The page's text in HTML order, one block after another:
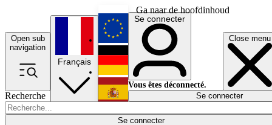
Ga naar de hoofdinhoud
Open sub
navigation
Close menu
Recherche
Se connecter
Économie
Français
English
Deutsch
Español
Se connecter
Vous êtes déconnecté.
Se connecter